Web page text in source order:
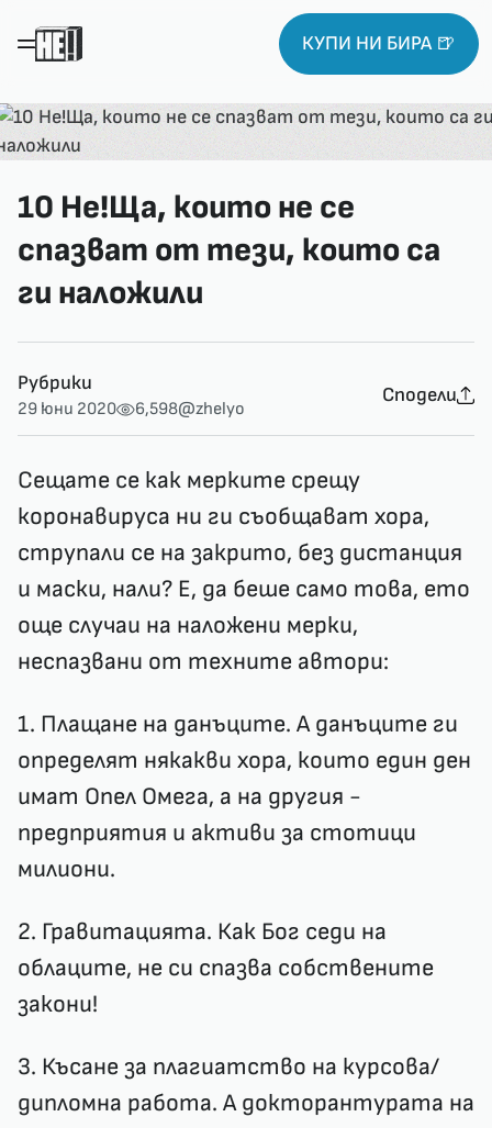
КУПИ НИ БИРА 🍺
10 Не!Ща, които не се
спазват от тези, които са
ги наложили
Рубрики
29 юни 2020 6,598@zhelyo
Сподели
Сещате се как мерките срещу
коронавируса ни ги съобщават хора,
струпали се на закрито, без дистанция
и маски, нали? Е, да беше само това, ето
още случаи на наложени мерки,
неспазвани от техните автори:
1. Плащане на данъците. А данъците ги
определят някакви хора, които един ден
имат Опел Омега, а на другия -
предприятия и активи за стотици
милиони.
2. Гравитацията. Как Бог седи на
облаците, не си спазва собствените
закони!
3. Късане за плагиатство на курсова/
дипломна работа. А докторантурата на